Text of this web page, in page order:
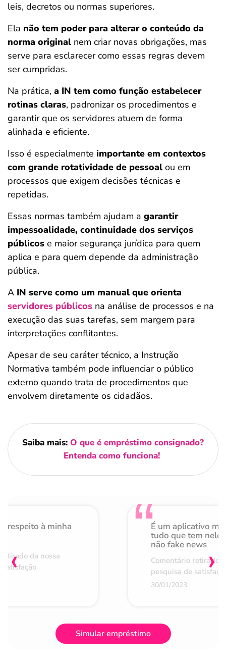
leis, decretos ou normas superiores.
Ela não tem poder para alterar o conteúdo da
norma original nem criar novas obrigações, mas
serve para esclarecer como essas regras devem
ser cumpridas.
Na prática, a IN tem como função estabelecer
rotinas claras, padronizar os procedimentos e
garantir que os servidores atuem de forma
alinhada e eficiente.
Isso é especialmente importante em contextos
com grande rotatividade de pessoal ou em
processos que exigem decisões técnicas e
repetidas.
Essas normas também ajudam a garantir
impessoalidade, continuidade dos serviços
públicos e maior segurança jurídica para quem
aplica e para quem depende da administração
pública.
A IN serve como um manual que orienta
servidores públicos na análise de processos e na
execução das suas tarefas, sem margem para
interpretações conflitantes.
Apesar de seu caráter técnico, a Instrução
Normativa também pode influenciar o público
externo quando trata de procedimentos que
envolvem diretamente os cidadãos.
Saiba mais: O que é empréstimo consignado?
Entenda como funciona!
respeito à minha
da nossa
É um aplicativo
tudo que tem nele
não fake news
Comentário retirado
pesquisa de
30/01/2023
‹ ›
Simular empréstimo